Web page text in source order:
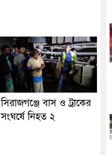
সিরাজগঞ্জে বাস ও ট্রাকের
সংঘর্ষে নিহত ২